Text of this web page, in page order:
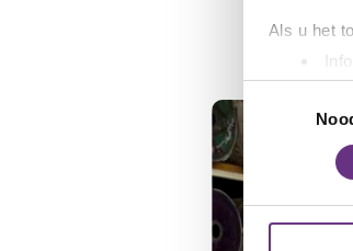
Als u het
Uw
Lees